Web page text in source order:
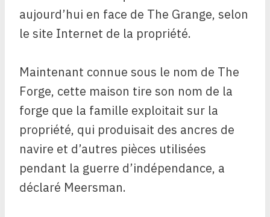
aujourd’hui en face de The Grange, selon
le site Internet de la propriété.
Maintenant connue sous le nom de The
Forge, cette maison tire son nom de la
forge que la famille exploitait sur la
propriété, qui produisait des ancres de
navire et d’autres pièces utilisées
pendant la guerre d’indépendance, a
déclaré Meersman.